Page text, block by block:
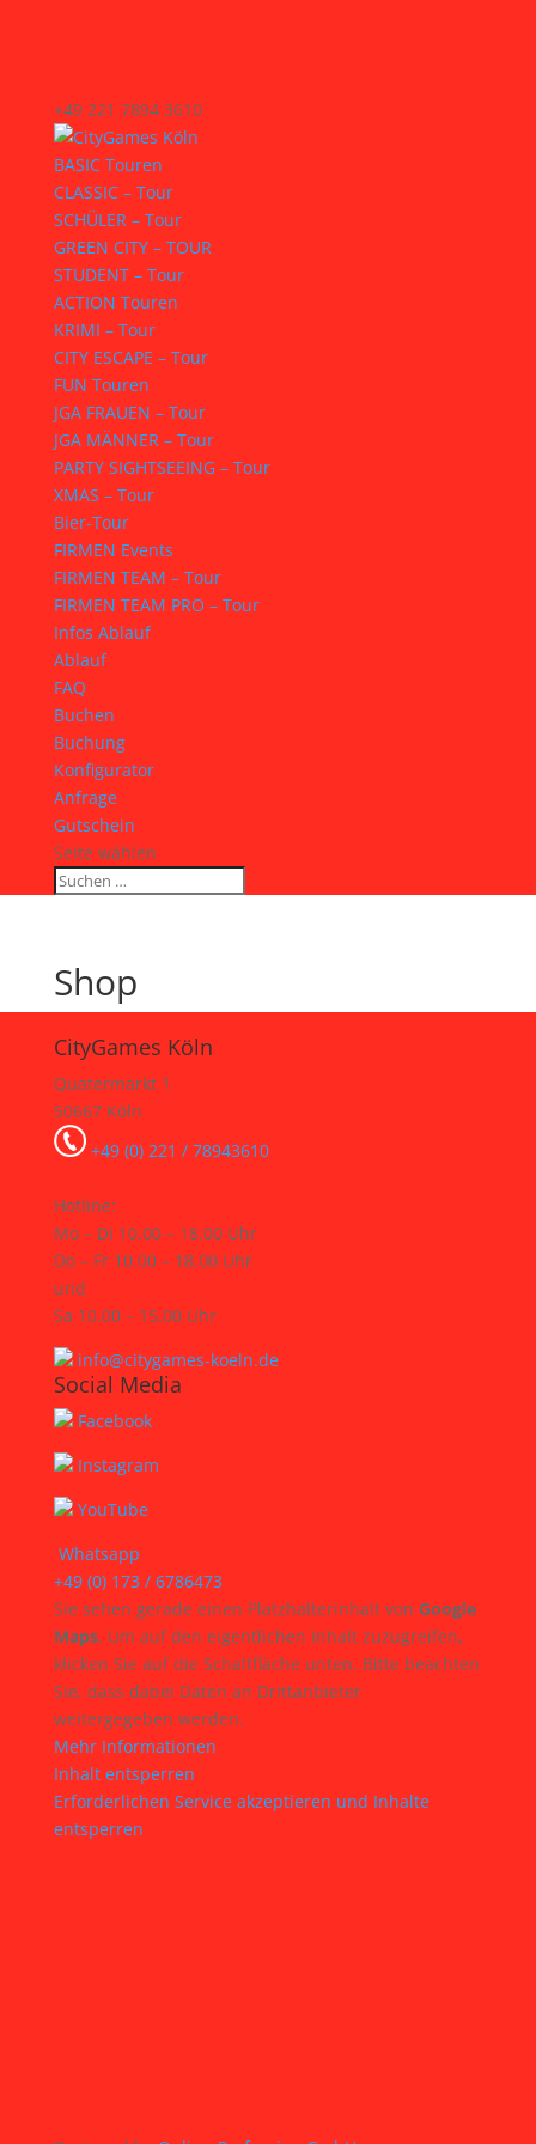
+49 221 7894 3610
BASIC Touren
CLASSIC – Tour
SCHÜLER – Tour
GREEN CITY – TOUR
STUDENT – Tour
ACTION Touren
KRIMI – Tour
CITY ESCAPE – Tour
FUN Touren
JGA FRAUEN – Tour
JGA MÄNNER – Tour
PARTY SIGHTSEEING – Tour
XMAS – Tour
Bier-Tour
FIRMEN Events
FIRMEN TEAM – Tour
FIRMEN TEAM PRO – Tour
Infos Ablauf
Ablauf
FAQ
Buchen
Buchung
Konfigurator
Anfrage
Gutschein
Seite wählen
Shop
CityGames Köln
Quatermarkt 1
50667 Köln
+49 (0) 221 / 78943610
Hotline:
Mo – Di 10.00 – 18.00 Uhr
Do – Fr 10.00 – 18.00 Uhr
und
Sa 10.00 – 15.00 Uhr
info@citygames-koeln.de
Social Media
Facebook
Instagram
YouTube
Whatsapp
+49 (0) 173 / 6786473
Sie sehen gerade einen Platzhalterinhalt von Google
Maps. Um auf den eigentlichen Inhalt zuzugreifen,
klicken Sie auf die Schaltfläche unten. Bitte beachten
Sie, dass dabei Daten an Drittanbieter
weitergegeben werden.
Mehr Informationen
Inhalt entsperren
Erforderlichen Service akzeptieren und Inhalte
entsperren